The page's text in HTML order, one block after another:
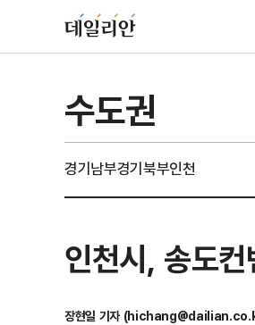
수도권
경기남부경기북부인천
인천시, 송도
장현일 기자